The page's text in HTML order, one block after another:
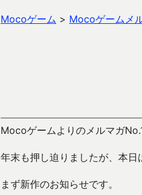
Mocoゲーム > Mocoゲームメ
Mocoゲームよりのメルマガ
年末も押し迫りましたが、本日
まず新作のお知らせです。